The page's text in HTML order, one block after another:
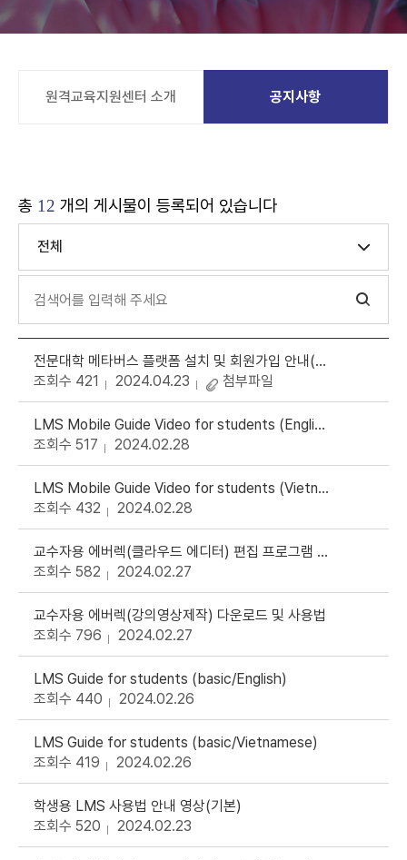
원격교육지원센터 소개 공지사항
총 12 개의 게시물이 등록되어 있습니다
전체
전문대학 메타버스 플랫폼 설치 및 회원가입 안내(2024-04-20)
조회수 421
2024.04.23 첨부파일
LMS Mobile Guide Video for students (English)
조회수 517
2024.02.28
LMS Mobile Guide Video for students (Vietnamese)
조회수 432
2024.02.28
교수자용 에버렉(클라우드 에디터) 편집 프로그램 사용법
조회수 582
2024.02.27
교수자용 에버렉(강의영상제작) 다운로드 및 사용법
조회수 796
2024.02.27
LMS Guide for students (basic/English)
조회수 440
2024.02.26
LMS Guide for students (basic/Vietnamese)
조회수 419
2024.02.26
학생용 LMS 사용법 안내 영상(기본)
조회수 520
2024.02.23